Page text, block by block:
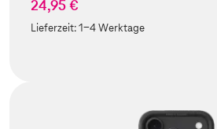
24,95 €
Lieferzeit:1-4 Werktage